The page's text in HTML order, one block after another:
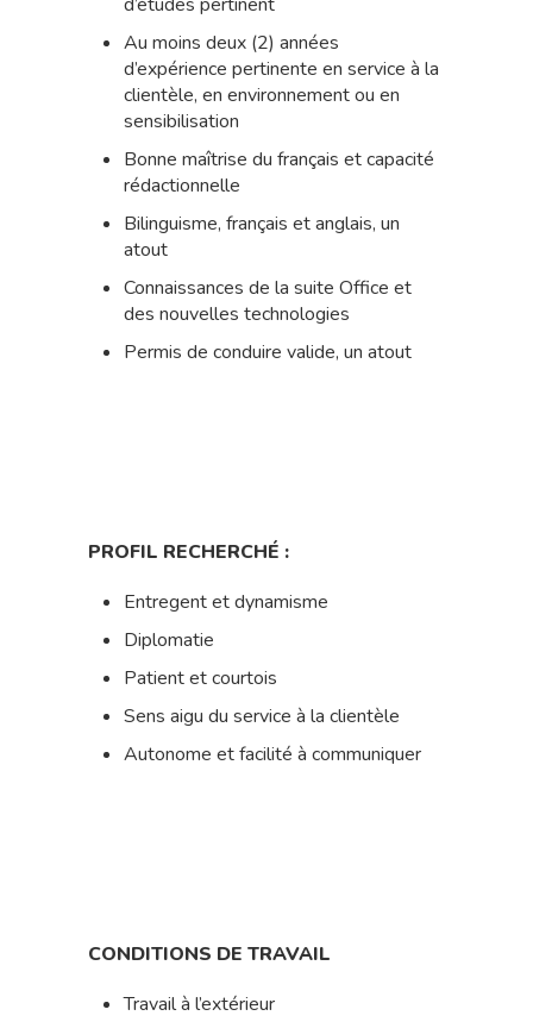
Au moins deux (2) années
d’expérience pertinente en service à la
clientèle, en environnement ou en
sensibilisation
Bonne maîtrise du français et capacité
rédactionnelle
Bilinguisme, français et anglais, un
atout
Connaissances de la suite Office et
des nouvelles technologies
Permis de conduire valide, un atout
PROFIL RECHERCHÉ :
Entregent et dynamisme
Diplomatie
Patient et courtois
Sens aigu du service à la clientèle
Autonome et facilité à communiquer
CONDITIONS DE TRAVAIL
Travail à l’extérieur